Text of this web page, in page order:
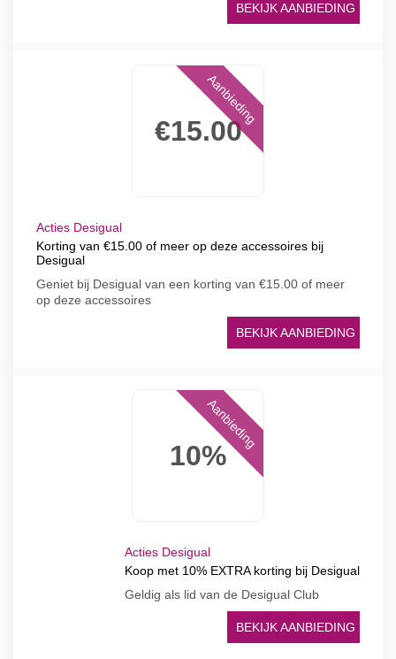
BEKIJK AANBIEDING
€15.00
Aanbieding
Acties Desigual
Korting van €15.00 of meer op deze accessoires bij
Desigual
Geniet bij Desigual van een korting van €15.00 of meer
op deze accessoires
BEKIJK AANBIEDING
10%
Aanbieding
Acties Desigual
Koop met 10% EXTRA korting bij Desigual
Geldig als lid van de Desigual Club
BEKIJK AANBIEDING